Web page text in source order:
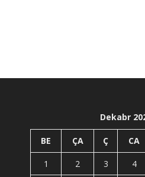
Dekabr
BE ÇA Ç CA
1 2 3 4